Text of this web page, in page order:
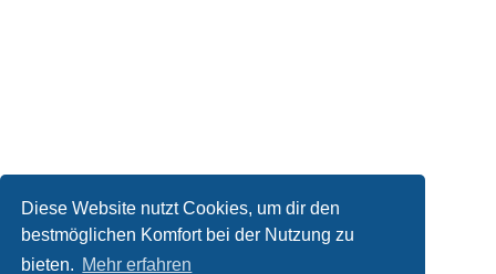
Diese Website nutzt Cookies, um dir den
bestmöglichen Komfort bei der Nutzung zu
bieten. Mehr erfahren
Kontakt